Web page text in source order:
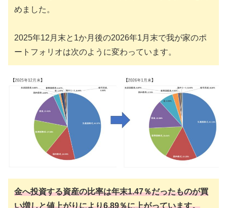
めました。
2025年12月末と1か月後の2026年1月末で我が家のポ
ートフォリオは次のように変わっています。
金へ投資する資産の比率は年末1.47％だったものが買
い増しと値上がりにより6.89％に上がっています。